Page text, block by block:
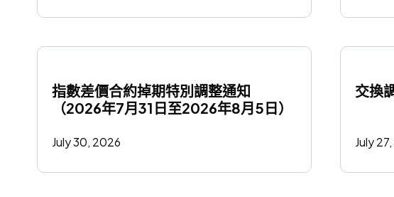
指數差價合約掉期特別調整通知
（2026年7月31日至2026年8月5日）
July 30, 2026
交換
July